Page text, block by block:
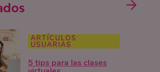
ARTÍCULOS
USUARIAS
5 tips para las clases